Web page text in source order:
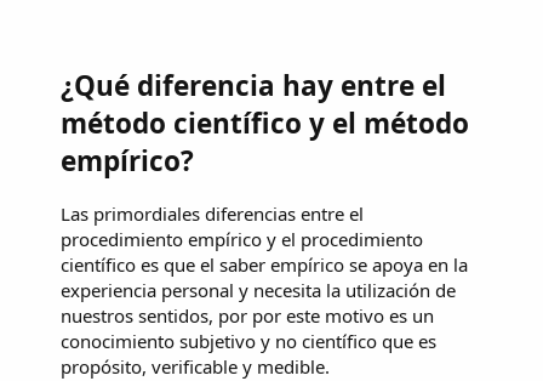
¿Qué diferencia hay entre el
método científico y el método
empírico?
Las primordiales diferencias entre el
procedimiento empírico y el procedimiento
científico es que el saber empírico se apoya en la
experiencia personal y necesita la utilización de
nuestros sentidos, por por este motivo es un
conocimiento subjetivo y no científico que es
propósito, verificable y medible.